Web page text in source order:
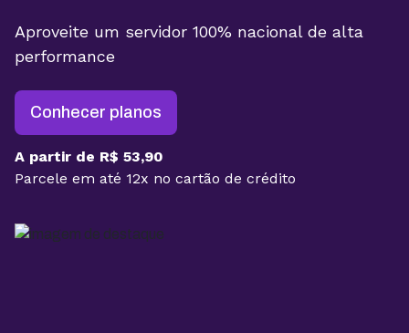
Aproveite um servidor 100% nacional de alta
performance
Conhecer planos
A partir de R$ 53,90
Parcele em até 12x no cartão de crédito